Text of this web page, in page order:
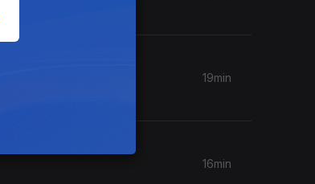
19min
16min